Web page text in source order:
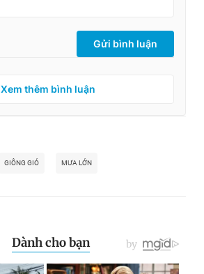
Gửi bình luận
Xem thêm bình luận
GIÔNG GIÓ MƯA LỚN